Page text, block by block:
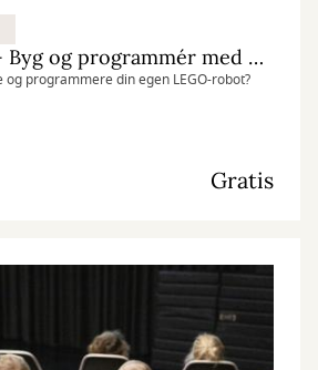
Sommerferie - Byg og programmér med LEGO Spike
og programmere din egen LEGO-robot?
Gratis